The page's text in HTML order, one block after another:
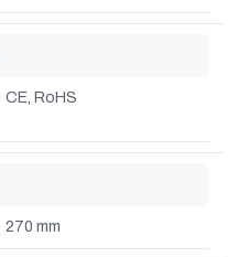
CE, RoHS
270 mm